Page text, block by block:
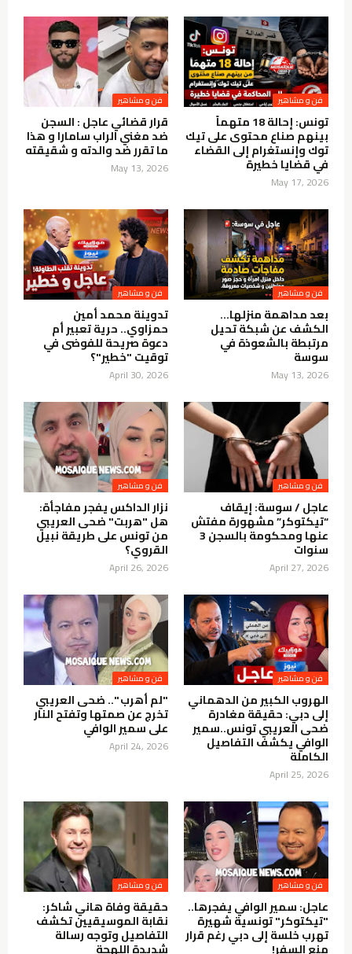
فن و مشاهير
تونس: إحالة 18 متهماً
بينهم صناع محتوى على تيك
توك وإنستغرام إلى القضاء
في قضايا خطيرة
May 17, 2026
فن و مشاهير
قرار قضائي عاجل : السجن
ضد مغني الراب سامارا و هذا
ما تقرر ضد والدته و شقيقته
May 13, 2026
فن و مشاهير
بعد مداهمة منزلها…
الكشف عن شبكة تحيل
مرتبطة بالشعوذة في
سوسة
May 13, 2026
فن و مشاهير
تدوينة محمد أمين
حمزاوي.. حرية تعبير أم
دعوة صريحة للفوضى في
توقيت "خطير"؟
April 30, 2026
فن و مشاهير
عاجل / سوسة: إيقاف
“تيكتوكر” مشهورة مفتش
عنها ومحكومة بالسجن 3
سنوات
April 27, 2026
فن و مشاهير
نزار الداكس يفجر مفاجأة:
هل "هربت" ضحى العريبي
من تونس على طريقة نبيل
القروي؟
April 26, 2026
فن و مشاهير
الهروب الكبير من الدهماني
إلى دبي: حقيقة مغادرة
ضحى العريبي تونس..سمير
الوافي يكشف التفاصيل
الكاملة
April 25, 2026
فن و مشاهير
"لم أهرب ".. ضحى العريبي
تخرج عن صمتها وتفتح النار
على سمير الوافي
April 24, 2026
فن و مشاهير
عاجل: سمير الوافي يفجرها..
"تيكتوكر" تونسية شهيرة
تهرب خلسة إلى دبي رغم قرار
منع السفر!
فن و مشاهير
حقيقة وفاة هاني شاكر:
نقابة الموسيقيين تكشف
التفاصيل وتوجه رسالة
شديدة اللهجة